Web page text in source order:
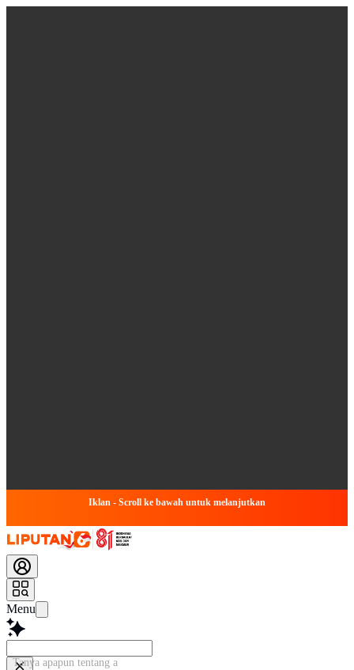
Iklan - Scroll ke bawah untuk melanjutkan
Menu
Tanya apapun tentang artike